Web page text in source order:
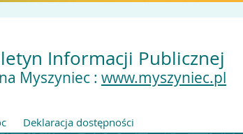
Informacji Publicznej
Myszyniec : www.myszyniec.pl
Deklaracja dostępności